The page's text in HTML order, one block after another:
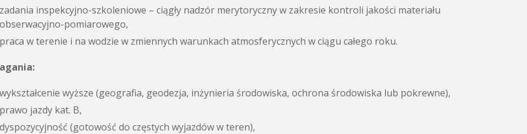
zadania inspekcyjno-szkoleniowe – ciągły nadzór merytoryczny w zakresie kontroli jakości materiału
obserwacyjno-pomiarowego,
praca w terenie i na wodzie w zmiennych warunkach atmosferycznych w ciągu całego roku.
wykształcenie wyższe (geografia, geodezja, inżynieria środowiska, ochrona środowiska lub pokrewne),
prawo jazdy kat. B,
dyspozycyjność (gotowość do częstych wyjazdów w teren),